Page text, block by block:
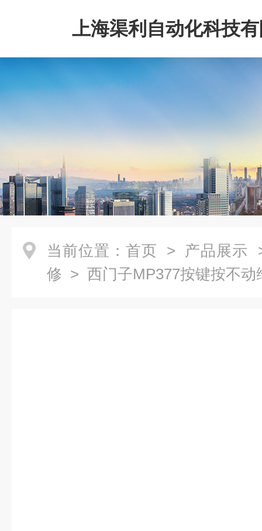
上海渠利自动化科技
当前位置： 首页 > 产品展示
修 > 西门子MP377按键按不动